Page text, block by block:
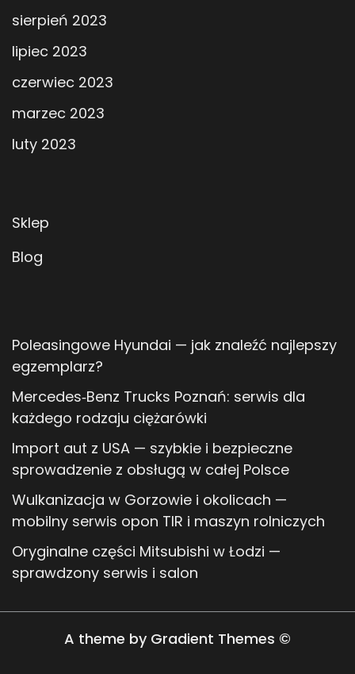
sierpień 2023
lipiec 2023
czerwiec 2023
marzec 2023
luty 2023
Sklep
Blog
Poleasingowe Hyundai — jak znaleźć najlepszy
egzemplarz?
Mercedes‑Benz Trucks Poznań: serwis dla
każdego rodzaju ciężarówki
Import aut z USA — szybkie i bezpieczne
sprowadzenie z obsługą w całej Polsce
Wulkanizacja w Gorzowie i okolicach —
mobilny serwis opon TIR i maszyn rolniczych
Oryginalne części Mitsubishi w Łodzi —
sprawdzony serwis i salon
A theme by Gradient Themes ©